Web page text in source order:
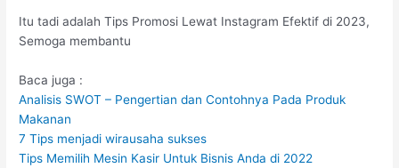
Itu tadi adalah Tips Promosi Lewat Instagram Efektif di 2023,
Semoga membantu
Baca juga :
Analisis SWOT – Pengertian dan Contohnya Pada Produk
Makanan
7 Tips menjadi wirausaha sukses
Tips Memilih Mesin Kasir Untuk Bisnis Anda di 2022